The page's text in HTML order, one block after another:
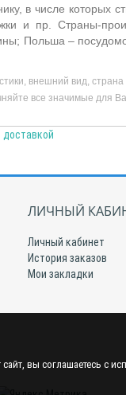
в числе которых
и пр. Страны-
Польша –
внешний вид,
все значимые для
доставкой
ЛИЧНЫЙ
Личный кабинет
История заказов
Мои закладки
вы соглашаетесь с